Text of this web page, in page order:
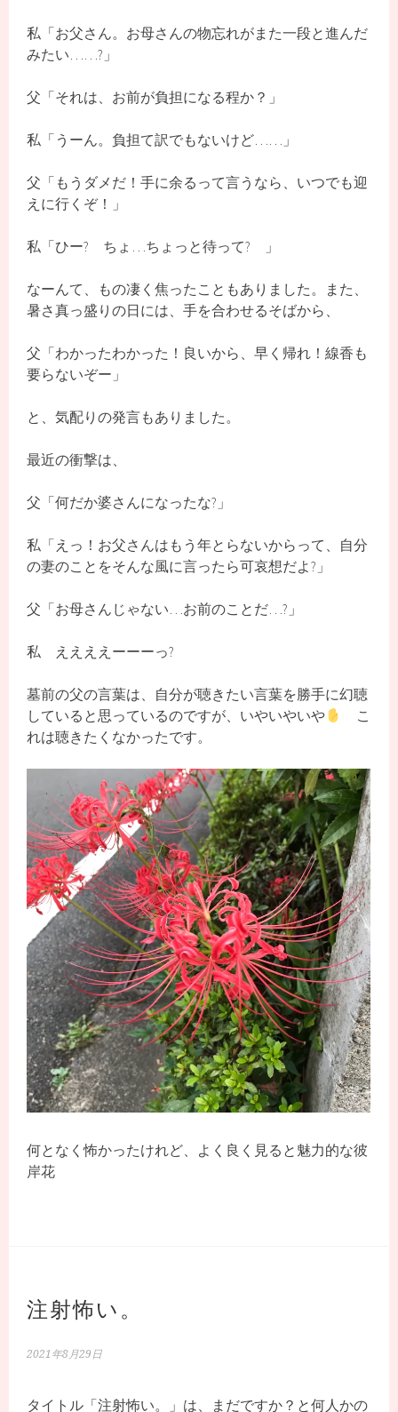
私「お父さん。お母さんの物忘れがまた一段と進んだ
みたい……?」
父「それは、お前が負担になる程か？」
私「うーん。負担て訳でもないけど……」
父「もうダメだ！手に余るって言うなら、いつでも迎
えに行くぞ！」
私「ひー? ちょ…ちょっと待って? 」
なーんて、もの凄く焦ったこともありました。また、
暑さ真っ盛りの日には、手を合わせるそばから、
父「わかったわかった！良いから、早く帰れ！線香も
要らないぞー」
と、気配りの発言もありました。
最近の衝撃は、
父「何だか婆さんになったな?」
私「えっ！お父さんはもう年とらないからって、自分
の妻のことをそんな風に言ったら可哀想だよ?」
父「お母さんじゃない…お前のことだ…?」
私 ええええーーーっ?
墓前の父の言葉は、自分が聴きたい言葉を勝手に幻聴
していると思っているのですが、いやいやいや
こ
れは聴きたくなかったです。
何となく怖かったけれど、よく良く見ると魅力的な彼
岸花
注射怖い。
2021年8月29日
タイトル「注射怖い。」は、まだですか？と何人かの